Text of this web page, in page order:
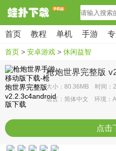
首页 教程 单机 手游
首页 > 安卓游戏 > 休闲益智
枪炮世界完整版
大小：80.36MB 时间：
语言：简体中文 环境：
点击